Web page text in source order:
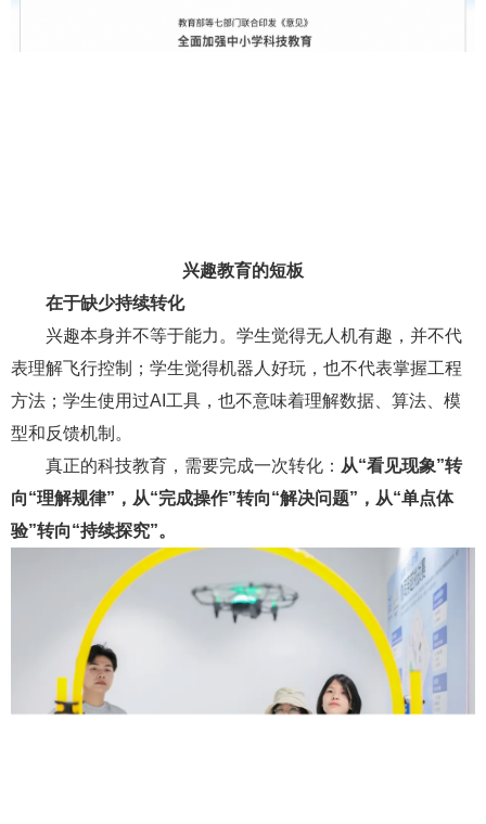
兴趣教育的短板
在于缺少持续转化
兴趣本身并不等于能力。学生觉得无人机有趣，并不代
表理解飞行控制；学生觉得机器人好玩，也不代表掌握工程
方法；学生使用过AI工具，也不意味着理解数据、算法、模
型和反馈机制。
真正的科技教育，需要完成一次转化： 从“看见现象”转
向“理解规律”，从“完成操作”转向“解决问题”，从“单点体
验”转向“持续探究”。